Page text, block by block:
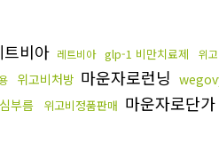
트비아 레트비아 glp-1 비만치료제 위
위고비처방 마운자로런닝
부름 위고비정품판매 마운자로단가